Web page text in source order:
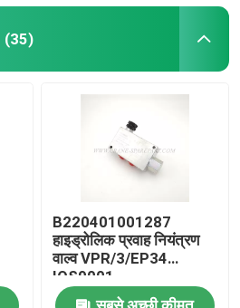
(35)
B220401001287
हाइड्रोलिक प्रवाह नियंत्रण
वाल्व VPR/3/EP34
IOS9001